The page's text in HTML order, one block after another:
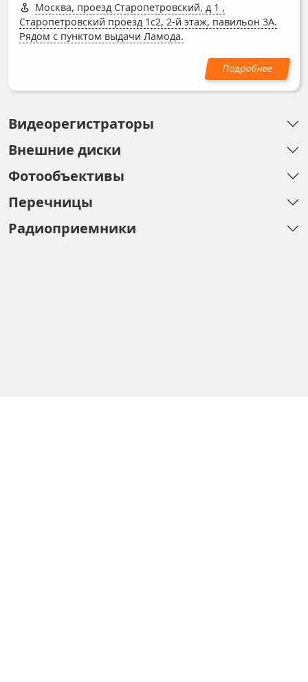
Москва, проезд Старопетровский, д 1 ,
Старопетровский проезд 1с2, 2-й этаж, павильон 3А.
Рядом с пунктом выдачи Ламода.
Видеорегистраторы
Внешние диски
Фотообъективы
Перечницы
Радиоприемники